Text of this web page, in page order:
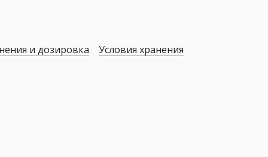
и дозировка Условия хранения